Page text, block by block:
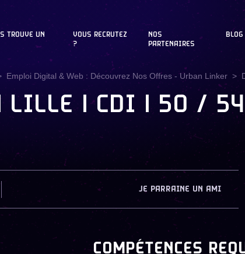
TROUVE UN
VOUS RECRUTEZ
?
NOS
PARTENAIRES
BLOG
Emploi Digital & Web : Découvrez Nos Offres - Urban Linker
LILLE | CDI | 50 /
JE PARRAINE UN AMI
COMPÉTENCES